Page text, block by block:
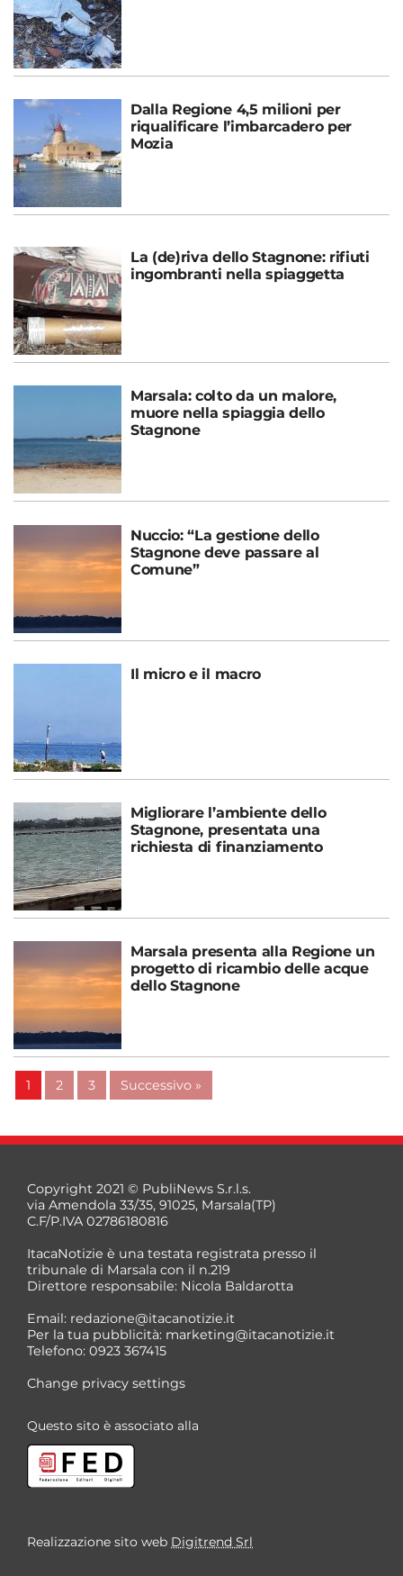
Dalla Regione 4,5 milioni per
riqualificare l’imbarcadero per
Mozia
La (de)riva dello Stagnone: rifiuti
ingombranti nella spiaggetta
Marsala: colto da un malore,
muore nella spiaggia dello
Stagnone
Nuccio: “La gestione dello
Stagnone deve passare al
Comune”
Il micro e il macro
Migliorare l’ambiente dello
Stagnone, presentata una
richiesta di finanziamento
Marsala presenta alla Regione un
progetto di ricambio delle acque
dello Stagnone
1 2 3 Successivo »
Copyright 2021 © PubliNews S.r.l.s.
via Amendola 33/35, 91025, Marsala(TP)
C.F/P.IVA 02786180816
ItacaNotizie è una testata registrata presso il
tribunale di Marsala con il n.219
Direttore responsabile: Nicola Baldarotta
Email: redazione@itacanotizie.it
Per la tua pubblicità: marketing@itacanotizie.it
Telefono: 0923 367415
Change privacy settings
Questo sito è associato alla
Realizzazione sito web Digitrend Srl